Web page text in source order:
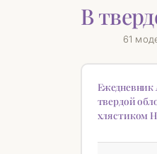
В
61
Ежедневник
твердой
хлястиком